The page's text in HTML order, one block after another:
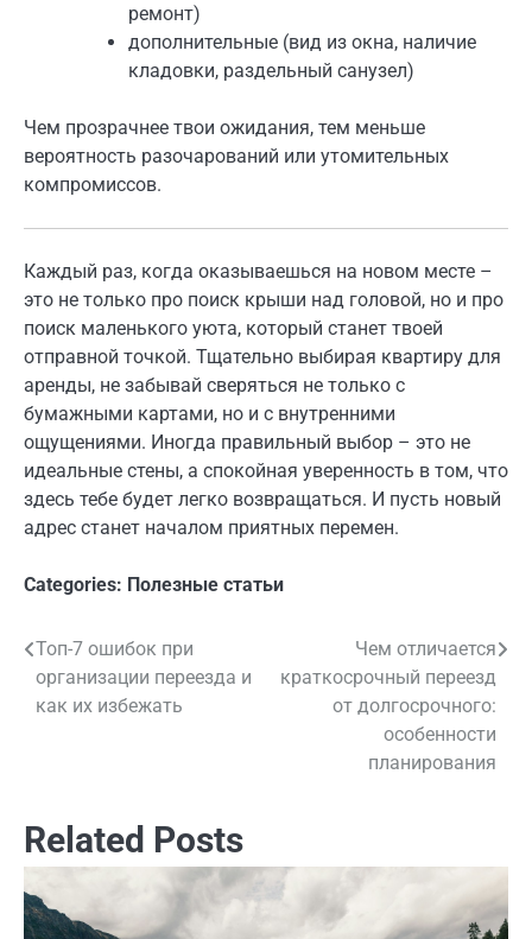
ремонт)
дополнительные (вид из окна, наличие
кладовки, раздельный санузел)
Чем прозрачнее твои ожидания, тем меньше
вероятность разочарований или утомительных
компромиссов.
Каждый раз, когда оказываешься на новом месте –
это не только про поиск крыши над головой, но и про
поиск маленького уюта, который станет твоей
отправной точкой. Тщательно выбирая квартиру для
аренды, не забывай сверяться не только с
бумажными картами, но и с внутренними
ощущениями. Иногда правильный выбор – это не
идеальные стены, а спокойная уверенность в том, что
здесь тебе будет легко возвращаться. И пусть новый
адрес станет началом приятных перемен.
Categories: Полезные статьи
Навигация
по
Топ-7 ошибок при
организации переезда и
как их избежать
Чем отличается
краткосрочный переезд
от долгосрочного:
особенности
планирования
Related Posts